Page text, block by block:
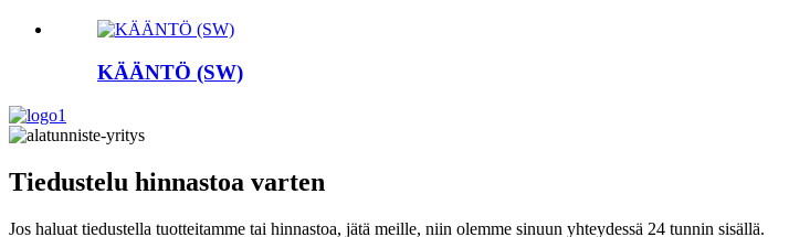
KÄÄNTÖ (SW)
Tiedustelu hinnastoa varten
Jos haluat tiedustella tuotteitamme tai hinnastoa, jätä meille, niin olemme sinuun yhteydessä 24 tunnin sisällä.